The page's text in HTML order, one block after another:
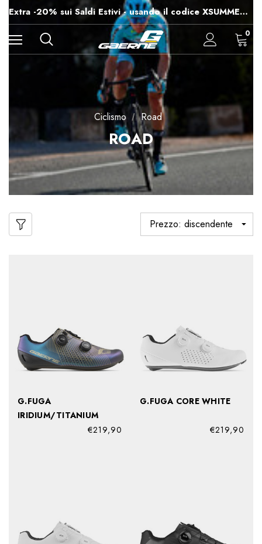
Extra -20% sui Saldi Estivi - usando il codice XSUMMER2026
Spedizioni gratuite per ordini superiori a 99€
-15% su Tutto - usando il codice XSUMMER2026
0
Ciclismo Road
ROAD
G.FUGA
IRIDIUM/TITANIUM
€219,90
G.FUGA CORE WHITE
€219,90